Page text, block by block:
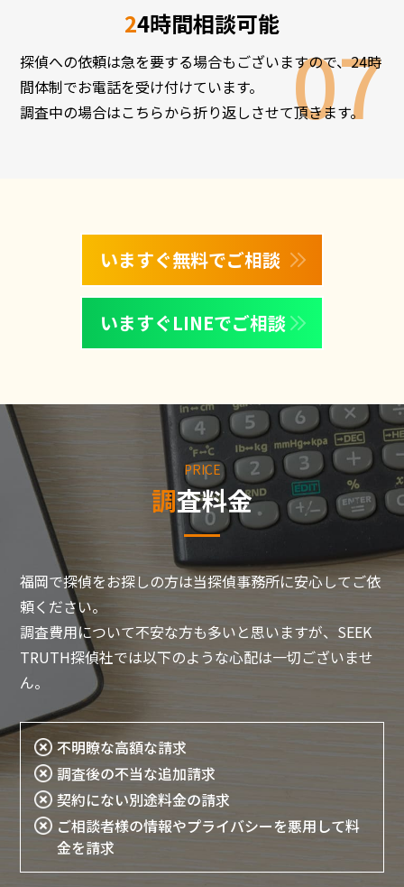
24時間相談可能
探偵への依頼は急を要する場合もございますので、24時
間体制でお電話を受け付けています。
調査中の場合はこちらから折り返しさせて頂きます。
いますぐ無料でご相談
いますぐLINEでご相談
PRICE
調査料金
福岡で探偵をお探しの方は当探偵事務所に安心してご依
頼ください。
調査費用について不安な方も多いと思いますが、SEEK
TRUTH探偵社では以下のような心配は一切ございませ
ん。
不明瞭な高額な請求
調査後の不当な追加請求
契約にない別途料金の請求
ご相談者様の情報やプライバシーを悪用して料
金を請求